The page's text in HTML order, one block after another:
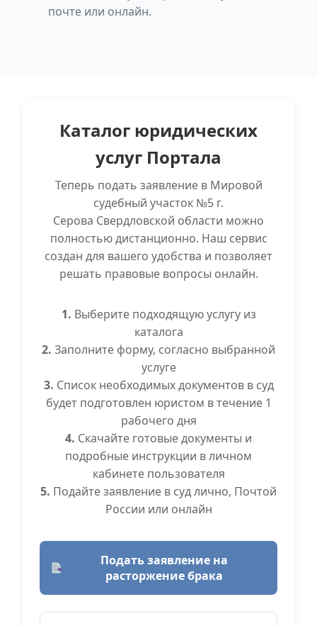
Сортировочный, ст. Сотрино, ст. Черноярка, ст.
почте или онлайн.
Каталог юридических
услуг Портала
Теперь подать заявление в Мировой
судебный участок №5 г.
Серова Свердловской области можно
полностью дистанционно. Наш сервис
создан для вашего удобства и позволяет
решать правовые вопросы онлайн.
1. Выберите подходящую услугу из
каталога
2. Заполните форму, согласно выбранной
услуге
3. Список необходимых документов в суд
будет подготовлен юристом в течение 1
рабочего дня
4. Скачайте готовые документы и
подробные инструкции в личном
кабинете пользователя
5. Подайте заявление в суд лично, Почтой
России или онлайн
Подать заявление на
расторжение брака